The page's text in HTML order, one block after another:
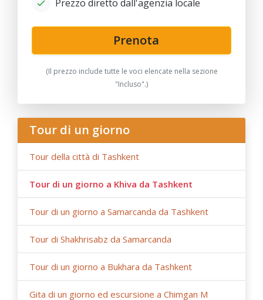
strade, restrizioni statali).
Prezzo diretto dall'agenzia locale
Prenota
(Il prezzo include tutte le voci elencate nella sezione
"Incluso".)
Tour di un giorno
Tour della città di Tashkent
Tour di un giorno a Khiva da Tashkent
Tour di un giorno a Samarcanda da Tashkent
Tour di Shakhrisabz da Samarcanda
Tour di un giorno a Bukhara da Tashkent
Gita di un giorno ed escursione a Chimgan M